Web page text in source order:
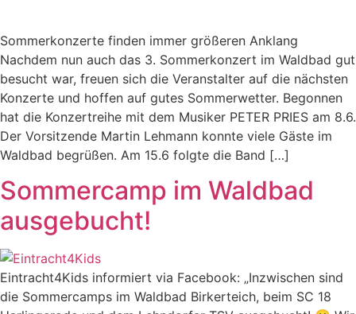
Sommerkonzerte finden immer größeren Anklang
Nachdem nun auch das 3. Sommerkonzert im Waldbad gut
besucht war, freuen sich die Veranstalter auf die nächsten
Konzerte und hoffen auf gutes Sommerwetter. Begonnen
hat die Konzertreihe mit dem Musiker PETER PRIES am 8.6.
Der Vorsitzende Martin Lehmann konnte viele Gäste im
Waldbad begrüßen. Am 15.6 folgte die Band […]
Sommercamp im Waldbad
ausgebucht!
Eintracht4Kids informiert via Facebook: „Inzwischen sind
die Sommercamps im Waldbad Birkerteich, beim SC 18